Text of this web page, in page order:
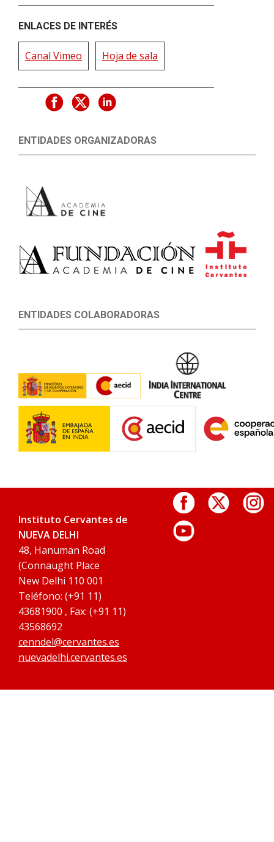
ENLACES DE INTERÉS
Canal Vimeo Hoja de sala
ENTIDADES ORGANIZADORAS
ENTIDADES COLABORADORAS
Instituto Cervantes de
NUEVA DELHI
48, Hanuman Road
(Connaught Place
New Delhi 110 001
Teléfono: (+91 11)
43681900 , Fax: (+91 11)
43568692
cenndel@cervantes.es
nuevadelhi.cervantes.es